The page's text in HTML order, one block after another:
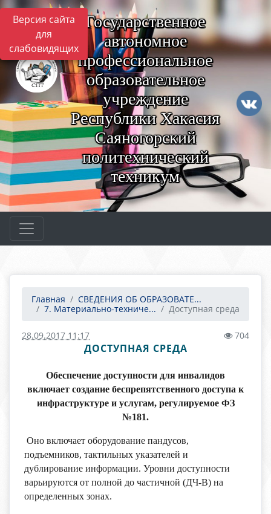
Версия сайта
для
слабовидящих
Государственное
автономное
профессиональное
образовательное
учреждение
Республики Хакасия
Саяногорский
политехнический
техникум
Главная
СВЕДЕНИЯ ОБ ОБРАЗОВАТЕ...
7. Материально-техниче...
Доступная среда
28.09.2017 11:17 704
ДОСТУПНАЯ СРЕДА
Обеспечение доступности для инвалидов
включает создание беспрепятственного доступа к
инфраструктуре и услугам, регулируемое ФЗ
№181.
Оно включает оборудование пандусов,
подъемников, тактильных указателей и
дублирование информации. Уровни доступности
варьируются от полной до частичной (ДЧ-В) на
определенных зонах.